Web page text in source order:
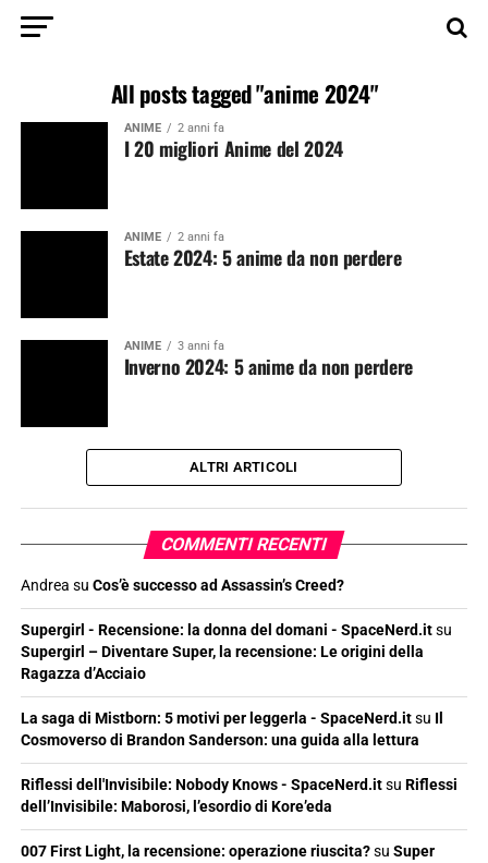
All posts tagged "anime 2024"
ANIME 2 anni fa
I 20 migliori Anime del 2024
ANIME 2 anni fa
Estate 2024: 5 anime da non perdere
ANIME 3 anni fa
Inverno 2024: 5 anime da non perdere
ALTRI ARTICOLI
COMMENTI RECENTI
Andrea su Cos’è successo ad Assassin’s Creed?
Supergirl - Recensione: la donna del domani - SpaceNerd.itsu
Supergirl – Diventare Super, la recensione: Le origini della
Ragazza d’Acciaio
La saga di Mistborn: 5 motivi per leggerla - SpaceNerd.itsu Il
Cosmoverso di Brandon Sanderson: una guida alla lettura
Riflessi dell'Invisibile: Nobody Knows - SpaceNerd.itsu Riflessi
dell’Invisibile: Maborosi, l’esordio di Kore’eda
007 First Light, la recensione: operazione riuscita?su Super